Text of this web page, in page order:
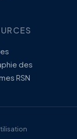
des
RSN